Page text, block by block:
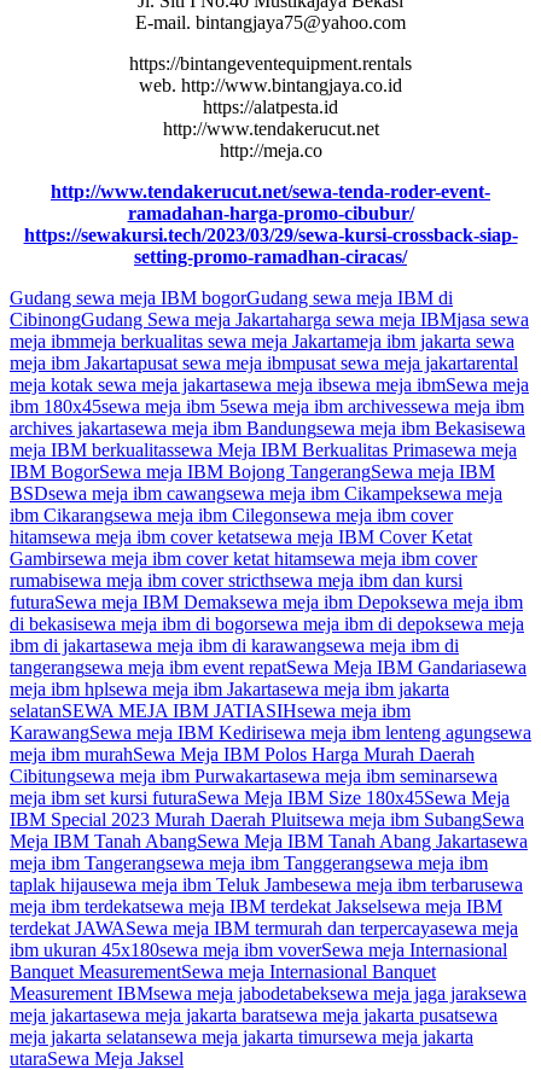
E-mail. bintangjaya75@yahoo.com
https://bintangeventequipment.rentals
web. http://www.bintangjaya.co.id
https://alatpesta.id
http://www.tendakerucut.net
http://meja.co
http://www.tendakerucut.net/sewa-tenda-roder-event-
ramadahan-harga-promo-cibubur/
https://sewakursi.tech/2023/03/29/sewa-kursi-crossback-siap-
setting-promo-ramadhan-ciracas/
Gudang sewa meja IBM bogorGudang sewa meja IBM di
CibinongGudang Sewa meja Jakartaharga sewa meja IBMjasa sewa
meja ibmmeja berkualitas sewa meja Jakartameja ibm jakarta sewa
meja ibm Jakartapusat sewa meja ibmpusat sewa meja jakartarental
meja kotak sewa meja jakartasewa meja ibsewa meja ibmSewa meja
ibm 180x45sewa meja ibm 5sewa meja ibm archivessewa meja ibm
archives jakartasewa meja ibm Bandungsewa meja ibm Bekasisewa
meja IBM berkualitassewa Meja IBM Berkualitas Primasewa meja
IBM BogorSewa meja IBM Bojong TangerangSewa meja IBM
BSDsewa meja ibm cawangsewa meja ibm Cikampeksewa meja
ibm Cikarangsewa meja ibm Cilegonsewa meja ibm cover
hitamsewa meja ibm cover ketatsewa meja IBM Cover Ketat
Gambirsewa meja ibm cover ketat hitamsewa meja ibm cover
rumabisewa meja ibm cover stricthsewa meja ibm dan kursi
futuraSewa meja IBM Demaksewa meja ibm Depoksewa meja ibm
di bekasisewa meja ibm di bogorsewa meja ibm di depoksewa meja
ibm di jakartasewa meja ibm di karawangsewa meja ibm di
tangerangsewa meja ibm event repatSewa Meja IBM Gandariasewa
meja ibm hplsewa meja ibm Jakartasewa meja ibm jakarta
selatanSEWA MEJA IBM JATIASIHsewa meja ibm
KarawangSewa meja IBM Kedirisewa meja ibm lenteng agungsewa
meja ibm murahSewa Meja IBM Polos Harga Murah Daerah
Cibitungsewa meja ibm Purwakartasewa meja ibm seminarsewa
meja ibm set kursi futuraSewa Meja IBM Size 180x45Sewa Meja
IBM Special 2023 Murah Daerah Pluitsewa meja ibm SubangSewa
Meja IBM Tanah AbangSewa Meja IBM Tanah Abang Jakartasewa
meja ibm Tangerangsewa meja ibm Tanggerangsewa meja ibm
taplak hijausewa meja ibm Teluk Jambesewa meja ibm terbarusewa
meja ibm terdekatsewa meja IBM terdekat Jakselsewa meja IBM
terdekat JAWASewa meja IBM termurah dan terpercayasewa meja
ibm ukuran 45x180sewa meja ibm voverSewa meja Internasional
Banquet MeasurementSewa meja Internasional Banquet
Measurement IBMsewa meja jabodetabeksewa meja jaga jaraksewa
meja jakartasewa meja jakarta baratsewa meja jakarta pusatsewa
meja jakarta selatansewa meja jakarta timursewa meja jakarta
utaraSewa Meja Jaksel